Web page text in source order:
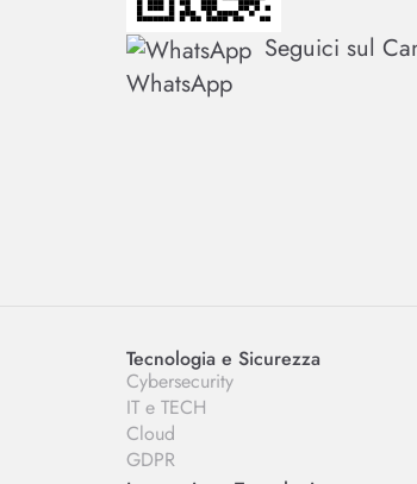
Seguici sul
WhatsApp
Tecnologia e Sicurezza
Cybersecurity
IT e TECH
Cloud
GDPR